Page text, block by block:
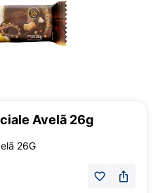
Avelã 26g
26G